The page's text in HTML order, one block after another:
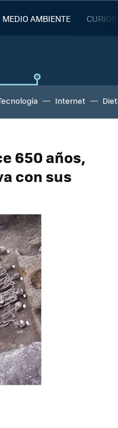
MEDIO AMBIENTE
Internet
650 años,
con sus